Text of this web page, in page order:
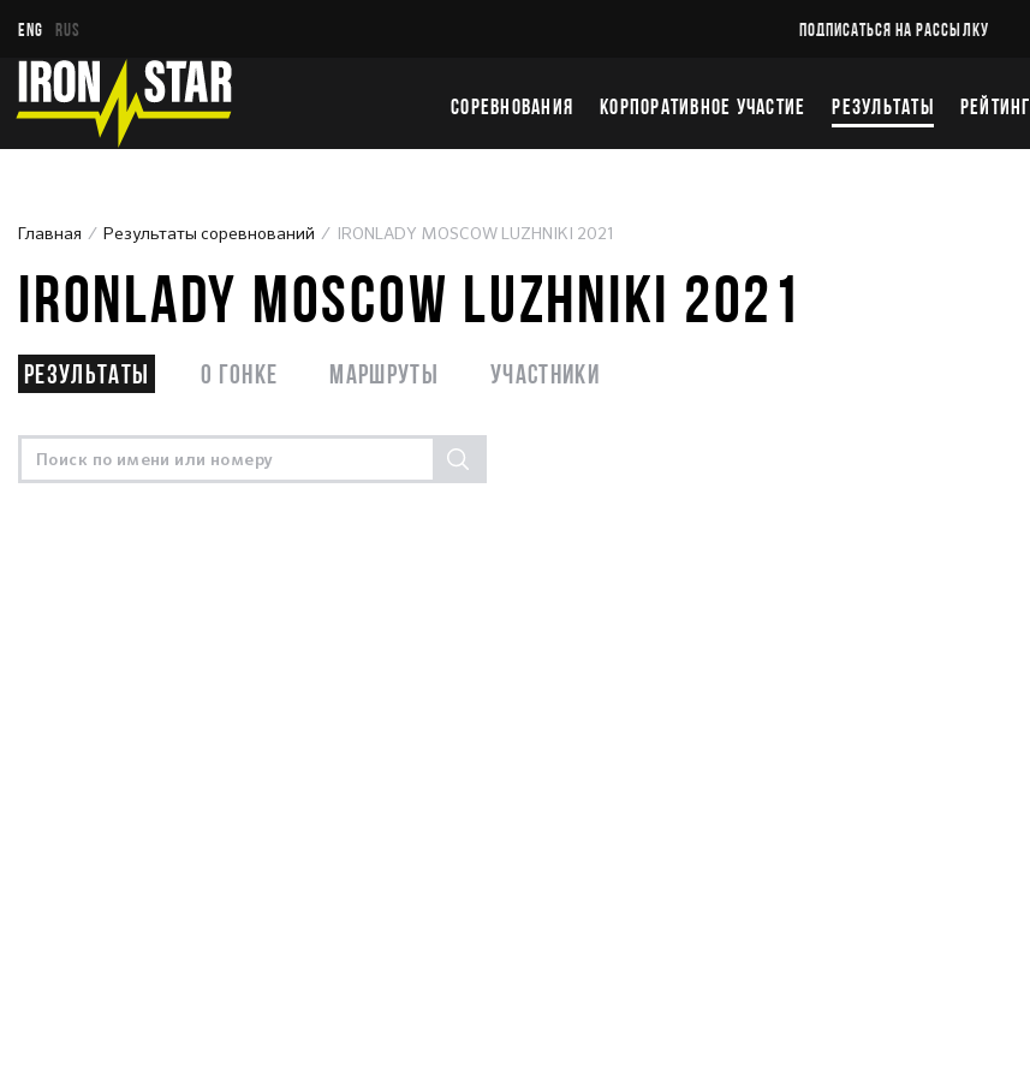
ENG RUS ПОДПИСАТЬСЯ НА РАССЫЛКУ
СОРЕВНОВАНИЯ КОРПОРАТИВНОЕ УЧАСТИЕ РЕЗУЛЬТАТЫ РЕЙТИНГ
Главная Результаты соревнований IRONLADY MOSCOW LUZHNIKI 2021
IRONLADY MOSCOW LUZHNIKI 2021
Результаты О гонке Маршруты Участники